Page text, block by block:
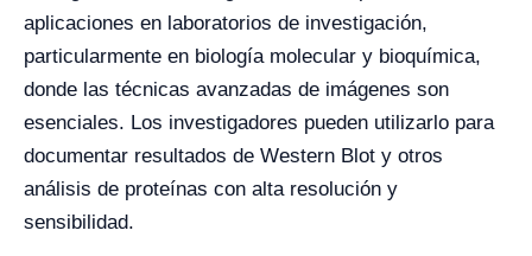
aplicaciones en laboratorios de investigación,
particularmente en biología molecular y bioquímica,
donde las técnicas avanzadas de imágenes son
esenciales. Los investigadores pueden utilizarlo para
documentar resultados de Western Blot y otros
análisis de proteínas con alta resolución y
sensibilidad.